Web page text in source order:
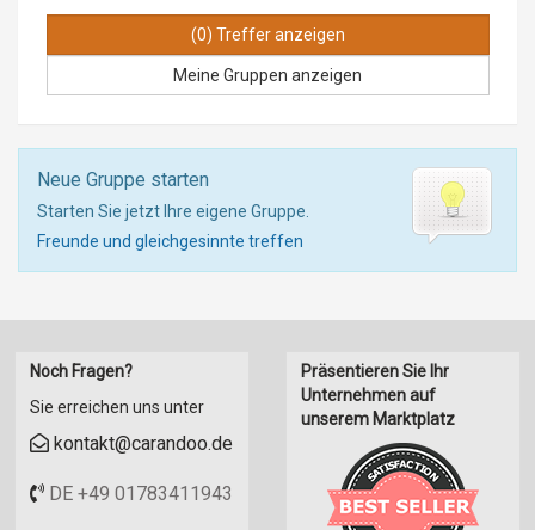
Meine Gruppen anzeigen
Neue Gruppe starten
Starten Sie jetzt Ihre eigene Gruppe.
Freunde und gleichgesinnte treffen
Noch Fragen?
Sie erreichen uns unter
kontakt@carandoo.de
DE +49 01783411943
Präsentieren Sie Ihr
Unternehmen auf
unserem Marktplatz